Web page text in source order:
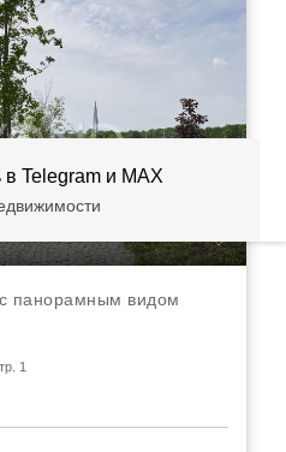
панорамным видом
1
Telegram и MAX